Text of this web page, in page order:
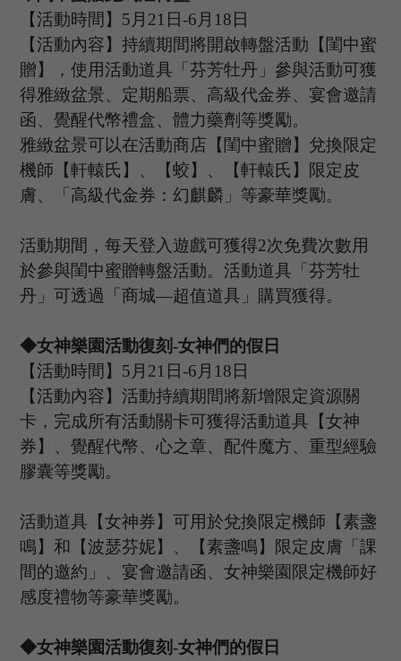
【活動時間】 5 月 21 日-6 月 18 日
【活動內容】持續期間將開啟轉盤活動【閨中蜜
贈】，使用活動道具 「芬芳牡丹」 參與活動可獲
得雅緻盆景、定期船票、高級代金券、宴會邀請
函、覺醒代幣禮盒、體力藥劑等獎勵。
雅緻盆景可以在活動商店【閨中蜜贈】兌換限定
機師【軒轅氏】、【蛟】、【軒轅氏】限定皮
膚、
「 高級代金券：幻麒麟 」 等豪華獎勵。
活動期間，每天登入遊戲可獲得2次免費次數用
於參與閨中蜜贈轉盤活動。活動道具 「芬芳牡
丹」可透過 「商城—超值道具 」 購買獲得。
◆女神樂園活動復刻-女神們的假日
【活動時間】 5 月 21 日-6 月 18 日
【活動內容】活動持續期間將新增限定資源關
卡，完成所有活動關卡可獲得活動道具【女神
券】、覺醒代幣、心之章、配件魔方、重型經驗
膠囊等獎勵。
活動道具【女神券】可用於兌換限定機師【素盞
鳴】和【波瑟芬妮】、【素盞鳴】限定皮膚「課
間的邀約」、宴會邀請函、女神樂園限定機師好
感度禮物等豪華獎勵。
◆女神樂園活動復刻-女神們的假日